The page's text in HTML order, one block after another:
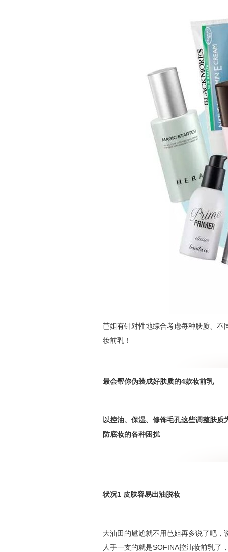
芭姐有针对性地综合考虑每种肤质、
妆前乳！
最会帮你伪装成好肤质的4款妆前乳
以控油、保湿、修饰毛孔这些调整肤
防底妆的各种困扰
状况1 皮肤容易出油脱妆
大油田的尴尬就不用芭姐再多说了吧
人手一支的就是SOFINA控油妆前乳了